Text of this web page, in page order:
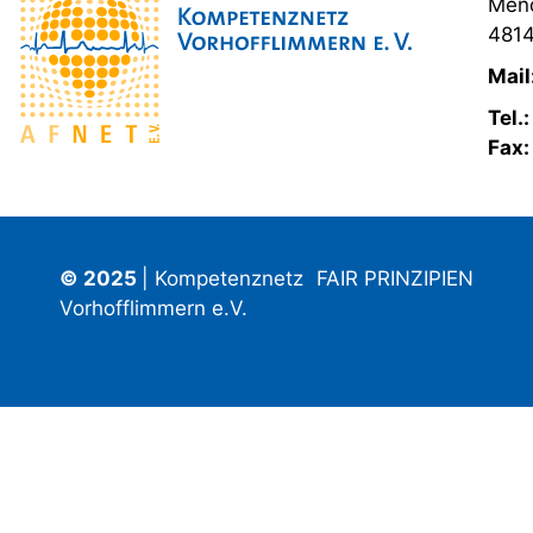
Tel.:
Fax:
© 2025
| Kompetenznetz
Vorhofflimmern e.V.
FAIR PRINZIPIEN